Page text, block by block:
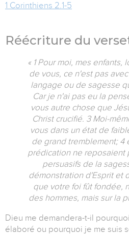
1 Corinthiens 2.1-5
Réécriture du
« 1 Pour moi, mes enfants,
de vous, ce n'est pas
langage ou de sagesse
Car je n'ai pas eu la
vous autre chose que
Christ crucifié. 3 Moi-
vous dans un état de
de grand tremblement; 4
prédication ne reposaient
persuasifs de la
démonstration d'Esprit et
que votre foi fût fondée,
des hommes, mais sur la
Dieu me demandera-t-il
élaboré ou pourquoi je me suis